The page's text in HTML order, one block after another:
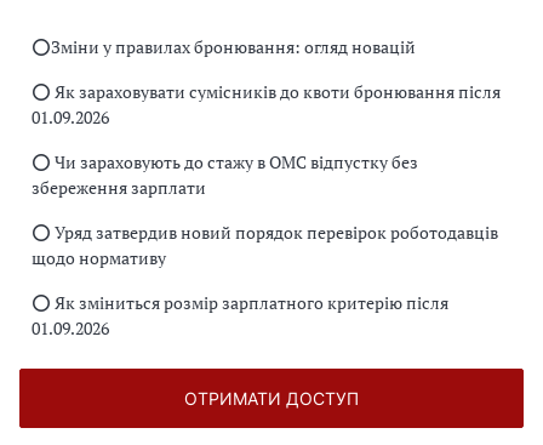
⭕️Зміни у правилах бронювання: огляд новацій
⭕️ Як зараховувати сумісників до квоти бронювання після
01.09.2026
⭕️ Чи зараховують до стажу в ОМС відпустку без
збереження зарплати
⭕️ Уряд затвердив новий порядок перевірок роботодавців
щодо нормативу
⭕️ Як зміниться розмір зарплатного критерію після
01.09.2026
ОТРИМАТИ ДОСТУП